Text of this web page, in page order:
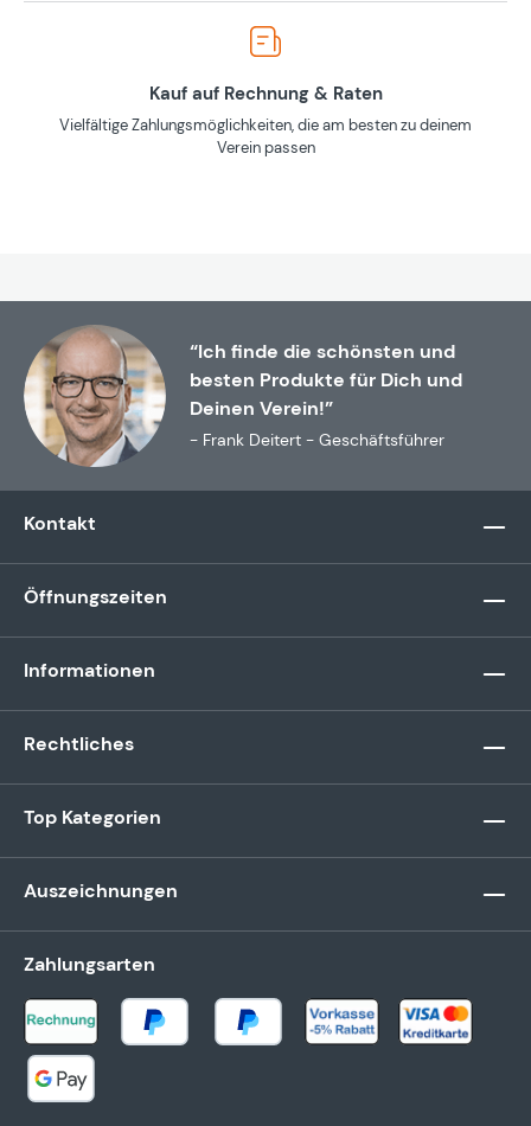
Kauf auf Rechnung & Raten
Vielfältige Zahlungsmöglichkeiten, die am besten zu deinem
Verein passen
“Ich finde die schönsten und
besten Produkte für Dich und
Deinen Verein!”
- Frank Deitert - Geschäftsführer
Kontakt
Öffnungszeiten
Informationen
Rechtliches
Top Kategorien
Auszeichnungen
Zahlungsarten